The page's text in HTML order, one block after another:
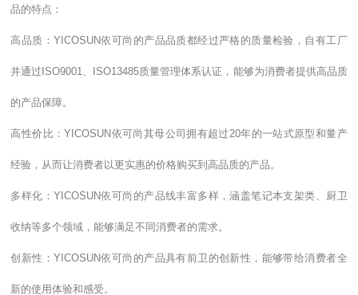
品的特点：
高品质：YICOSUN依可尚的产品品质都经过严格的质量检验，自有工厂
并通过ISO9001、ISO13485质量管理体系认证，能够为消费者提供高品质
的产品保障。
高性价比：YICOSUN依可尚其母公司拥有超过20年的一站式原型和量产
经验，从而让消费者以更实惠的价格购买到高品质的产品。
多样化：YICOSUN依可尚的产品线丰富多样，涵盖笔记本支架类、厨卫
收纳等多个领域，能够满足不同消费者的需求。
创新性：YICOSUN依可尚的产品具有前卫的创新性，能够带给消费者全
新的使用体验和感受。